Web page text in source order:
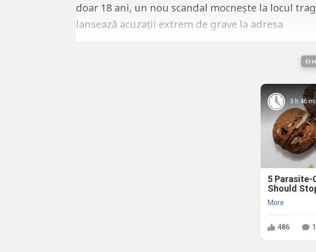
doar 18 ani, un nou scandal mocnește la locul
lansează acuzații extrem de grave la adresa
3 h 46
5 Parasite-
Should
More
486